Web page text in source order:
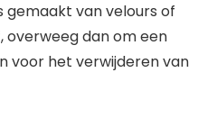
gemaakt van velours of
dan om een
voor het verwijderen van